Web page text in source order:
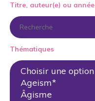
Titre, auteur(e) ou année
Thématiques